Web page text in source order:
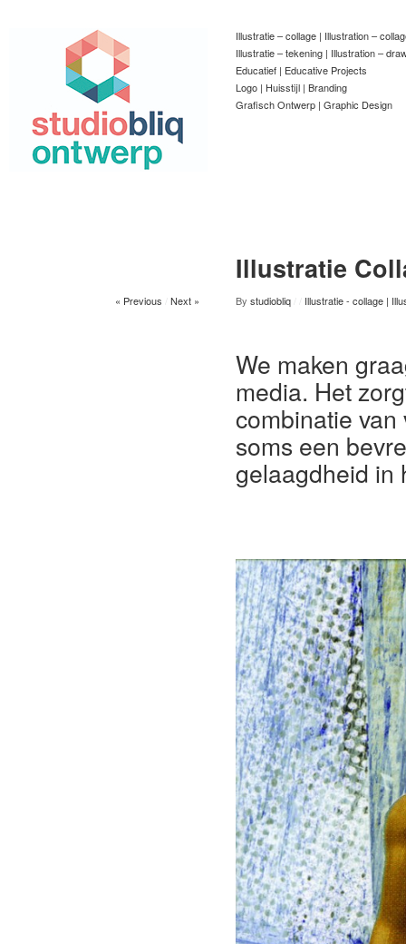
Illustratie – collage | Illustration –
Illustratie – tekening | Illustration –
Educatief | Educative Projects
Logo | Huisstijl | Branding
Grafisch Ontwerp | Graphic Design
Illustratie
« Previous Next » By studiobliq Illustratie - collage |
We maken
media. Het
combinatie
soms een
gelaagdheid in